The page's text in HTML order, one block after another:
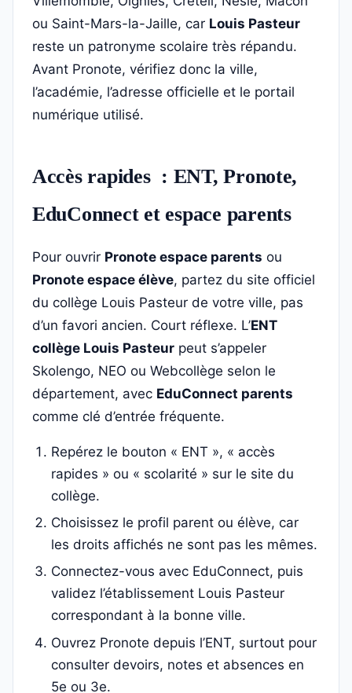
ou Saint-Mars-la-Jaille, car Louis Pasteur
reste un patronyme scolaire très répandu.
Avant Pronote, vérifiez donc la ville,
l’académie, l’adresse officielle et le portail
numérique utilisé.
Accès rapides : ENT, Pronote,
EduConnect et espace parents
Pour ouvrir Pronote espace parents ou
Pronote espace élève, partez du site officiel
du collège Louis Pasteur de votre ville, pas
d’un favori ancien. Court réflexe. L’ENT
collège Louis Pasteur peut s’appeler
Skolengo, NEO ou Webcollège selon le
département, avec EduConnect parents
comme clé d’entrée fréquente.
Repérez le bouton « ENT », « accès
rapides » ou « scolarité » sur le site du
collège.
Choisissez le profil parent ou élève, car
les droits affichés ne sont pas les mêmes.
Connectez-vous avec EduConnect, puis
validez l’établissement Louis Pasteur
correspondant à la bonne ville.
Ouvrez Pronote depuis l’ENT, surtout pour
consulter devoirs, notes et absences en
5e ou 3e.